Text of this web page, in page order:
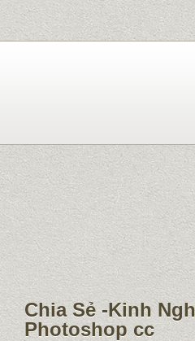
Chia Sẻ -Kinh
Photoshop cc